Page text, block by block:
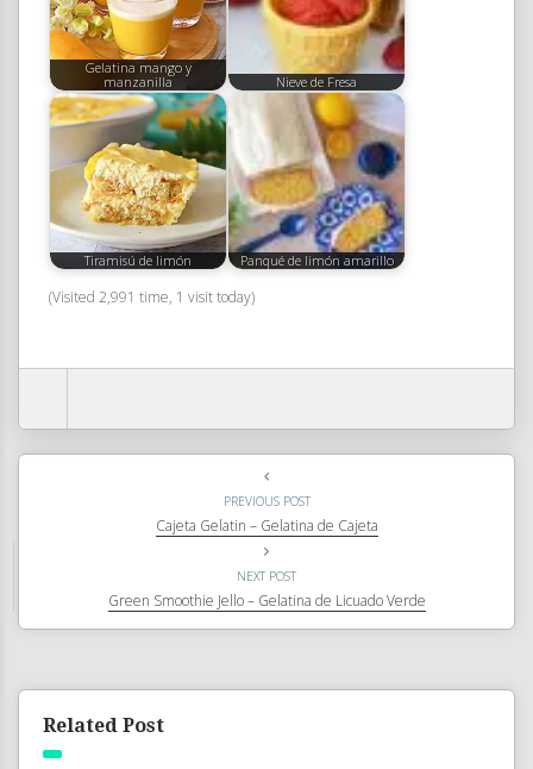
Gelatina mango y
manzanilla
Nieve de Fresa
Tiramisú de limón Panqué de limón amarillo
(Visited 2,991 time, 1 visit today)
PREVIOUS POST
Cajeta Gelatin – Gelatina de Cajeta
NEXT POST
Green Smoothie Jello – Gelatina de Licuado Verde
Related Post